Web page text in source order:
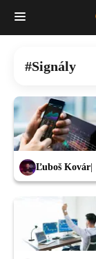
Signály
Ľuboš Kovár